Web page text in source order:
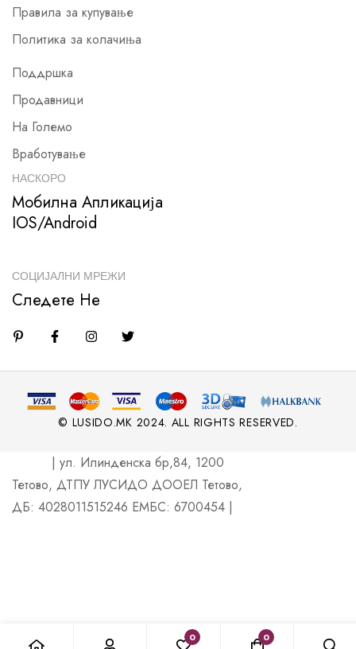
Правила за купување
Политика за колачиња
Поддршка
Продавници
На Големо
Вработување
НАСКОРО
Мобилна Апликација
IOS/Android
СОЦИЈАЛНИ МРЕЖИ
Следете Не
© LUSIDO.MK 2024. ALL RIGHTS RESERVED.
| ул. Илинденска бр,84, 1200
Тетово, ДТПУ ЛУСИДО ДООЕЛ Тетово,
ДБ: 4028011515246 ЕМБС: 6700454 |
0 0